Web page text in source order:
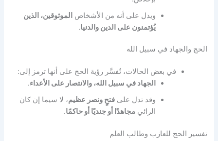
ويدل على أنه من الأشخاص الموثوقين، الذين
يُؤتمنون على الدين والدنيا.
الحج والجهاد في سبيل الله
في بعض الحالات، تُفسَّر رؤية الحج على أنها ترمز إلى:
الجهاد في سبيل الله، والانتصار على الأعداء.
وقد تدل علىفتحٍ ونصر عظيم، لا سيما إن كان
الرائيمجاهدًا أو جنديًا أو حاكمًا.
تفسير الحج للعازب وطالب العلم